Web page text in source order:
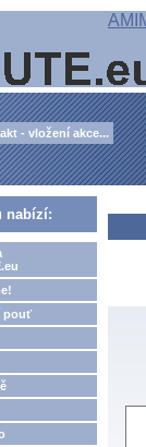
- vložení akce...
nabízí:
pouť